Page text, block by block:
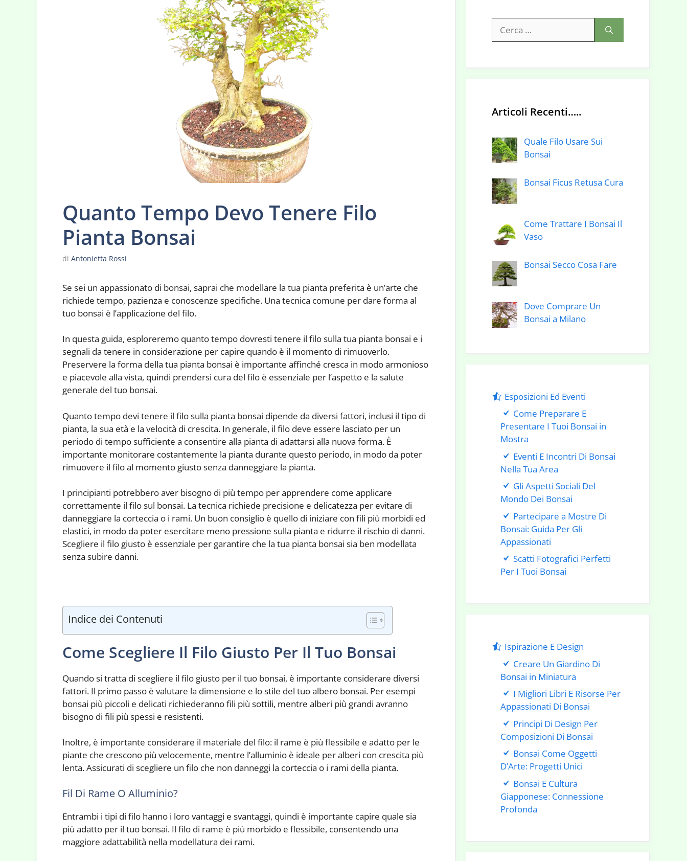
Quanto Tempo Devo Tenere Filo
Pianta Bonsai
di Antonietta Rossi
Se sei un appassionato di bonsai, saprai che modellare la tua pianta preferita è un’arte che
richiede tempo, pazienza e conoscenze specifiche. Una tecnica comune per dare forma al
tuo bonsai è l’applicazione del filo.
In questa guida, esploreremo quanto tempo dovresti tenere il filo sulla tua pianta bonsai e i
segnali da tenere in considerazione per capire quando è il momento di rimuoverlo.
Preservere la forma della tua pianta bonsai è importante affinché cresca in modo armonioso
e piacevole alla vista, quindi prendersi cura del filo è essenziale per l’aspetto e la salute
generale del tuo bonsai.
Quanto tempo devi tenere il filo sulla pianta bonsai dipende da diversi fattori, inclusi il tipo di
pianta, la sua età e la velocità di crescita. In generale, il filo deve essere lasciato per un
periodo di tempo sufficiente a consentire alla pianta di adattarsi alla nuova forma. È
importante monitorare costantemente la pianta durante questo periodo, in modo da poter
rimuovere il filo al momento giusto senza danneggiare la pianta.
I principianti potrebbero aver bisogno di più tempo per apprendere come applicare
correttamente il filo sul bonsai. La tecnica richiede precisione e delicatezza per evitare di
danneggiare la corteccia o i rami. Un buon consiglio è quello di iniziare con fili più morbidi ed
elastici, in modo da poter esercitare meno pressione sulla pianta e ridurre il rischio di danni.
Scegliere il filo giusto è essenziale per garantire che la tua pianta bonsai sia ben modellata
senza subire danni.
Indice dei Contenuti
Come Scegliere Il Filo Giusto Per Il Tuo Bonsai
Quando si tratta di scegliere il filo giusto per il tuo bonsai, è importante considerare diversi
fattori. Il primo passo è valutare la dimensione e lo stile del tuo albero bonsai. Per esempi
bonsai più piccoli e delicati richiederanno fili più sottili, mentre alberi più grandi avranno
bisogno di fili più spessi e resistenti.
Inoltre, è importante considerare il materiale del filo: il rame è più flessibile e adatto per le
piante che crescono più velocemente, mentre l’alluminio è ideale per alberi con crescita più
lenta. Assicurati di scegliere un filo che non danneggi la corteccia o i rami della pianta.
Fil Di Rame O Alluminio?
Entrambi i tipi di filo hanno i loro vantaggi e svantaggi, quindi è importante capire quale sia
più adatto per il tuo bonsai. Il filo di rame è più morbido e flessibile, consentendo una
maggiore adattabilità nella modellatura dei rami.
per:
Articoli Recenti…..
Quale Filo Usare Sui
Bonsai
Bonsai Ficus Retusa Cura
Come Trattare I Bonsai Il
Vaso
Bonsai Secco Cosa Fare
Dove Comprare Un
Bonsai a Milano
Esposizioni Ed Eventi
Come Preparare E
Presentare I Tuoi Bonsai in
Mostra
Eventi E Incontri Di Bonsai
Nella Tua Area
Gli Aspetti Sociali Del
Mondo Dei Bonsai
Partecipare a Mostre Di
Bonsai: Guida Per Gli
Appassionati
Scatti Fotografici Perfetti
Per I Tuoi Bonsai
Ispirazione E Design
Creare Un Giardino Di
Bonsai in Miniatura
I Migliori Libri E Risorse Per
Appassionati Di Bonsai
Principi Di Design Per
Composizioni Di Bonsai
Bonsai Come Oggetti
D’Arte: Progetti Unici
Bonsai E Cultura
Giapponese: Connessione
Profonda